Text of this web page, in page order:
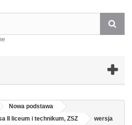
Nowa podstawa
II liceum i technikum, ZSZ
wersja